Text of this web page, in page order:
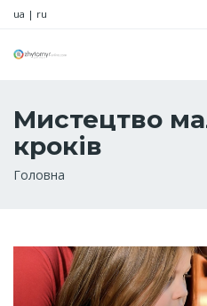
ua | ru
Мистецтво
кроків
Рядок
Головна